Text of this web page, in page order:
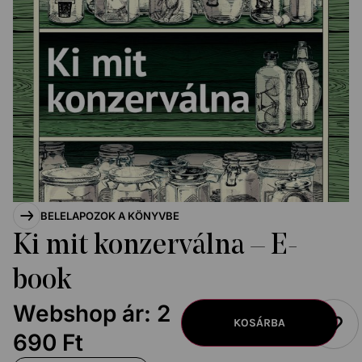
BELELAPOZOK A KÖNYVBE
Ki mit konzerválna – E-
book
Webshop ár: 2
690 Ft
KOSÁRBA